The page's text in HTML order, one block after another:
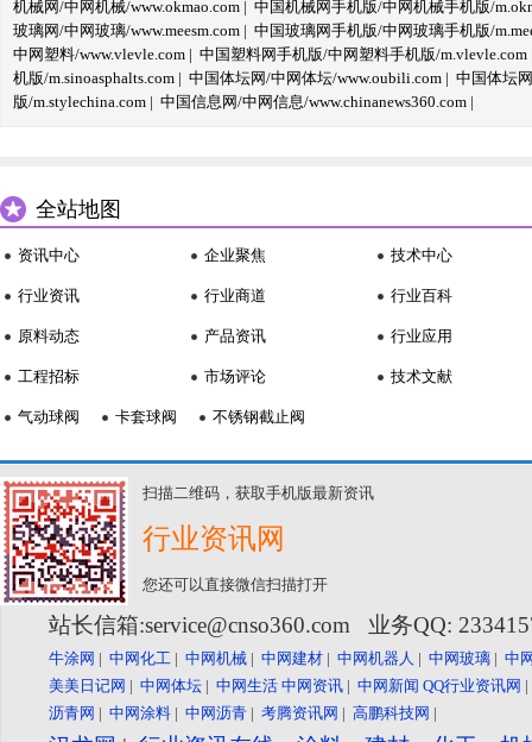
机械网/中网机械/www.okmao.com | 中国机械网手机版/中网机械手机版/
玻璃网/中网玻璃/www.meesm.com | 中国玻璃网手机版/中网玻璃手机版/
中网塑料/www.vlevle.com | 中国塑料网手机版/中网塑料手机版/m.vlevle.com
机版/m.sinoasphalts.com | 中国体坛网/中网体坛/www.oubili.com | 中国体坛
版/m.stylechina.com | 中国信息网/中网信息/www.chinanews360.com |
全站地图
资讯中心
行业资讯
原料动态
工程招标
企业聚焦
行业商道
产品资讯
市场评论
技术中心
行业百科
行业应用
技术文献
气动球阀 卡套球阀 不锈钢截止阀
扫描二维码，获取手机版最新资讯
行业资讯网
您还可以直接微信扫描打开
站长信箱:service@cnso360.com 业务QQ:
牛涂网 | 中网化工 | 中网机械 | 中网建材 | 中网机器人 | 中网玻璃 | 中
美美日记网 | 中网体坛 | 中网生活 中网资讯 | 中网新闻 QQ行业资讯网
沥青网 | 中网涂料 | 中网沥青 | 考腾资讯网 | 高鹏科技网 |